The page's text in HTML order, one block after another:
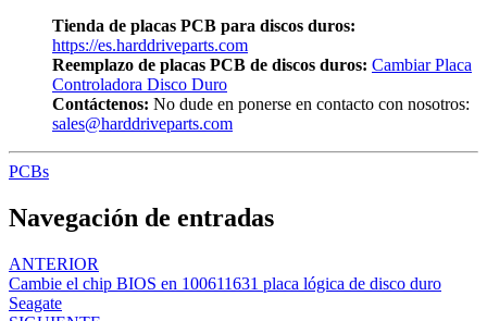
Tienda de placas PCB para discos duros:
https://es.harddriveparts.com
Reemplazo de placas PCB de discos duros: Cambiar Placa
Controladora Disco Duro
Contáctenos: No dude en ponerse en contacto con nosotros:
sales@harddriveparts.com
PCBs
Navegación de entradas
ANTERIOR
Cambie el chip BIOS en 100611631 placa lógica de disco duro
Seagate